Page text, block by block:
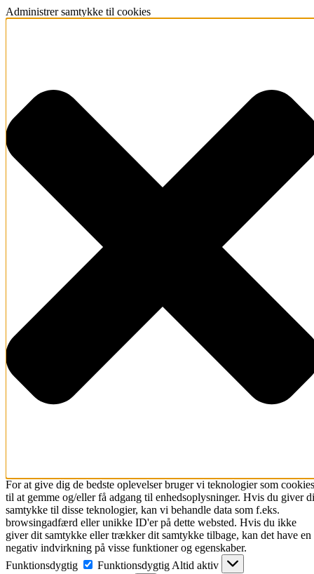
Administrer samtykke til cookies
For at give dig de bedste oplevelser bruger vi teknologier som cookies
til at gemme og/eller få adgang til enhedsoplysninger. Hvis du giver
samtykke til disse teknologier, kan vi behandle data som f.eks.
browsingadfærd eller unikke ID'er på dette websted. Hvis du ikke
giver dit samtykke eller trækker dit samtykke tilbage, kan det have en
negativ indvirkning på visse funktioner og egenskaber.
Funktionsdygtig
Funktionsdygtig Altid aktiv